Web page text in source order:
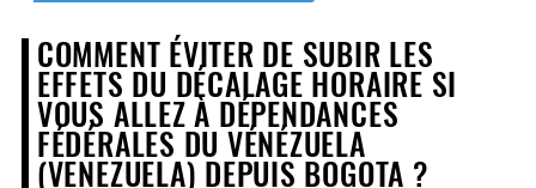
COMMENT ÉVITER DE SUBIR LES
EFFETS DU DÉCALAGE HORAIRE SI
VOUS ALLEZ À DÉPENDANCES
FÉDÉRALES DU VÉNÉZUELA
(VENEZUELA) DEPUIS BOGOTA ?